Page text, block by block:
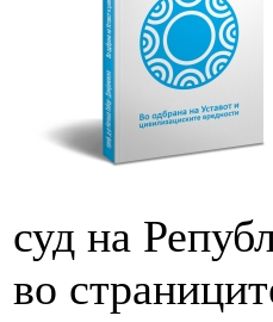
суд на
во